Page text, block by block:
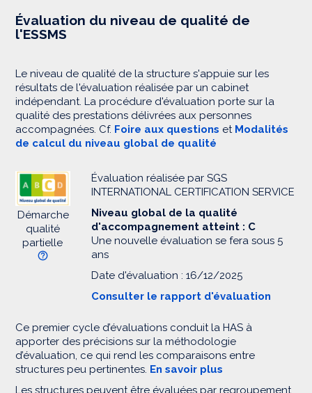
Évaluation du niveau de qualité de
l'ESSMS
Le niveau de qualité de la structure s'appuie sur les
résultats de l'évaluation réalisée par un cabinet
indépendant. La procédure d'évaluation porte sur la
qualité des prestations délivrées aux personnes
accompagnées. Cf. Foire aux questions et Modalités
de calcul du niveau global de qualité
Démarche
qualité
partielle
Évaluation réalisée par SGS
INTERNATIONAL CERTIFICATION SERVICE
Niveau global de la qualité
d'accompagnement atteint : C
Une nouvelle évaluation se fera sous 5
ans
Date d'évaluation : 16/12/2025
Consulter le rapport d'évaluation
Ce premier cycle d’évaluations conduit la HAS à
apporter des précisions sur la méthodologie
d’évaluation, ce qui rend les comparaisons entre
structures peu pertinentes. En savoir plus
Les structures peuvent être évaluées par regroupement